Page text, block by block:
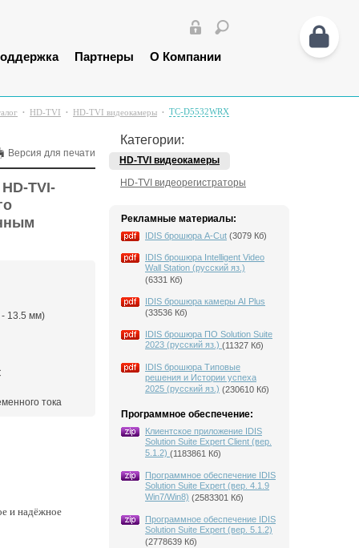
Партнеры О Компании
HD-TVI HD-TVI видеокамеры TC-D5532WRX
Категории:
HD-TVI видеокамеры
HD-TVI видеорегистраторы
Рекламные материалы:
IDIS брошюра A-Cut (3079 Кб)
IDIS брошюра Intelligent Video
Wall Station (русский яз.)
(6331 Кб)
IDIS брошюра камеры AI Plus
(33536 Кб)
IDIS брошюра ПО Solution Suite
2023 (русский яз.) (11327 Кб)
IDIS брошюра Типовые
решения и Истории успеха
2025 (русский яз.) (230610 Кб)
Программное обеспечение:
Клиентское приложение IDIS
Solution Suite Expert Client (вер.
5.1.2) (1183861 Кб)
Программное обеспечение IDIS
Solution Suite Expert (вер. 4.1.9
Win7/Win8) (2583301 Кб)
Программное обеспечение IDIS
Solution Suite Expert (вер. 5.1.2)
(2778639 Кб)
Версия для печати
TVI-
13.5 мм)
тока
и надёжное